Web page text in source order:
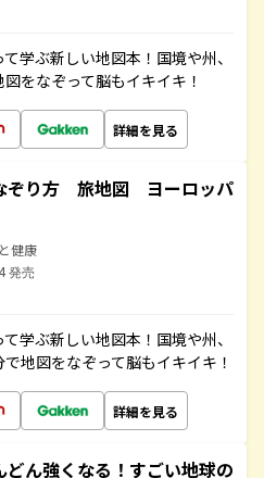
学ぶ新しい地図本！国境や州、
をなぞって脳もイキイキ！
詳細を見る
ぞり方 旅地図 ヨーロッパ
健康
発売
学ぶ新しい地図本！国境や州、
地図をなぞって脳もイキイキ！
詳細を見る
どん強くなる！すごい地球の